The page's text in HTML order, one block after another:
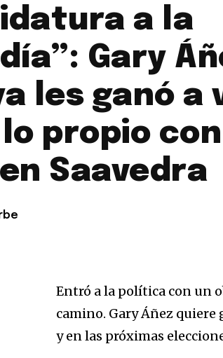
a la
Gary
les ganó a
propio con
Saavedra
Entró a la política con un
camino. Gary Áñez quiere
y en las próximas